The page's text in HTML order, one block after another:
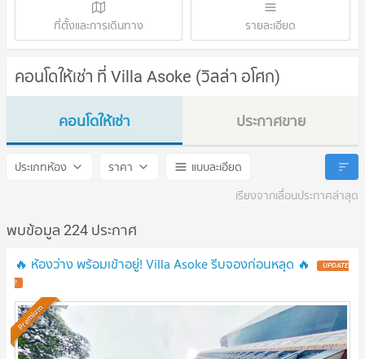
ที่ตั้งและการเดินทาง รายละเอียด
คอนโดให้เช่า ที่ Villa Asoke (วิลล่า อโศก)
คอนโดให้เช่า
ประกาศขาย
ประเภทห้อง ราคา
แบบละเอียด
เรียงจากเลื่อนประกาศล่าสุด
พบข้อมูล 224 ประกาศ
🔥 ห้องว่าง พร้อมเข้าอยู่! Villa Asoke รีบจองก่อนหลุด 🔥 UPDATE
!
Premium